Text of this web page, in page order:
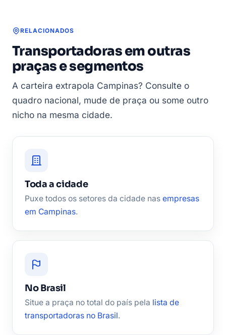
RELACIONADOS
Transportadoras em outras
praças e segmentos
A carteira extrapola Campinas? Consulte o
quadro nacional, mude de praça ou some outro
nicho na mesma cidade.
Toda a cidade
Puxe todos os setores da cidade nas empresas
em Campinas.
No Brasil
Situe a praça no total do país pela lista de
transportadoras no Brasil.